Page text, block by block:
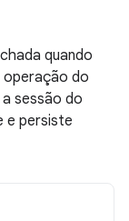
quando
operação do
sessão do
e persiste